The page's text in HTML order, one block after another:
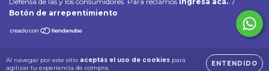
Al navegar por este sitio aceptás el uso de cookies para
agilizar tu experiencia de compra.
ENTENDIDO
Botón de arrepentimiento